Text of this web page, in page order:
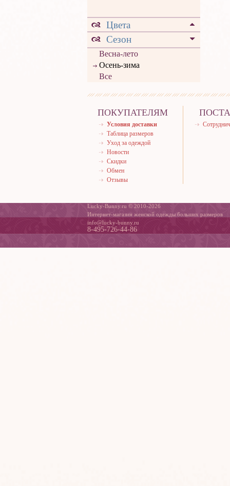
Цвета
Сезон
Весна-лето
Осень-зима
Все
ПОКУПАТЕЛЯМ
Условия доставки
Таблица размеров
Уход за одеждой
Новости
Скидки
Обмен
Отзывы
Lucky-Bunny.ru © 2010-2026
Интернет-магазин женской одежды больших размеров
info@lucky-bunny.ru
8-495-726-44-86